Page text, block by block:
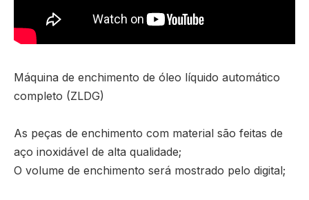
Máquina de enchimento de óleo líquido automático
completo (ZLDG)
As peças de enchimento com material são feitas de
aço inoxidável de alta qualidade;
O volume de enchimento será mostrado pelo digital;